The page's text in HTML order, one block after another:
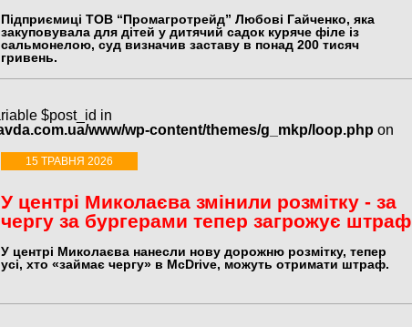
Підприємиці ТОВ “Промагротрейд” Любові Гайченко, яка
закуповувала для дітей у дитячий садок куряче філе із
сальмонелою, суд визначив заставу в понад 200 тисяч
гривень.
$post_id in
www/wp-content/themes/g_mkp/loop.php on
15 ТРАВНЯ 2026
У центрі Миколаєва змінили розмітку - за
чергу за бургерами тепер загрожує штраф
У центрі Миколаєва нанесли нову дорожню розмітку, тепер
усі, хто «займає чергу» в McDrive, можуть отримати штраф.